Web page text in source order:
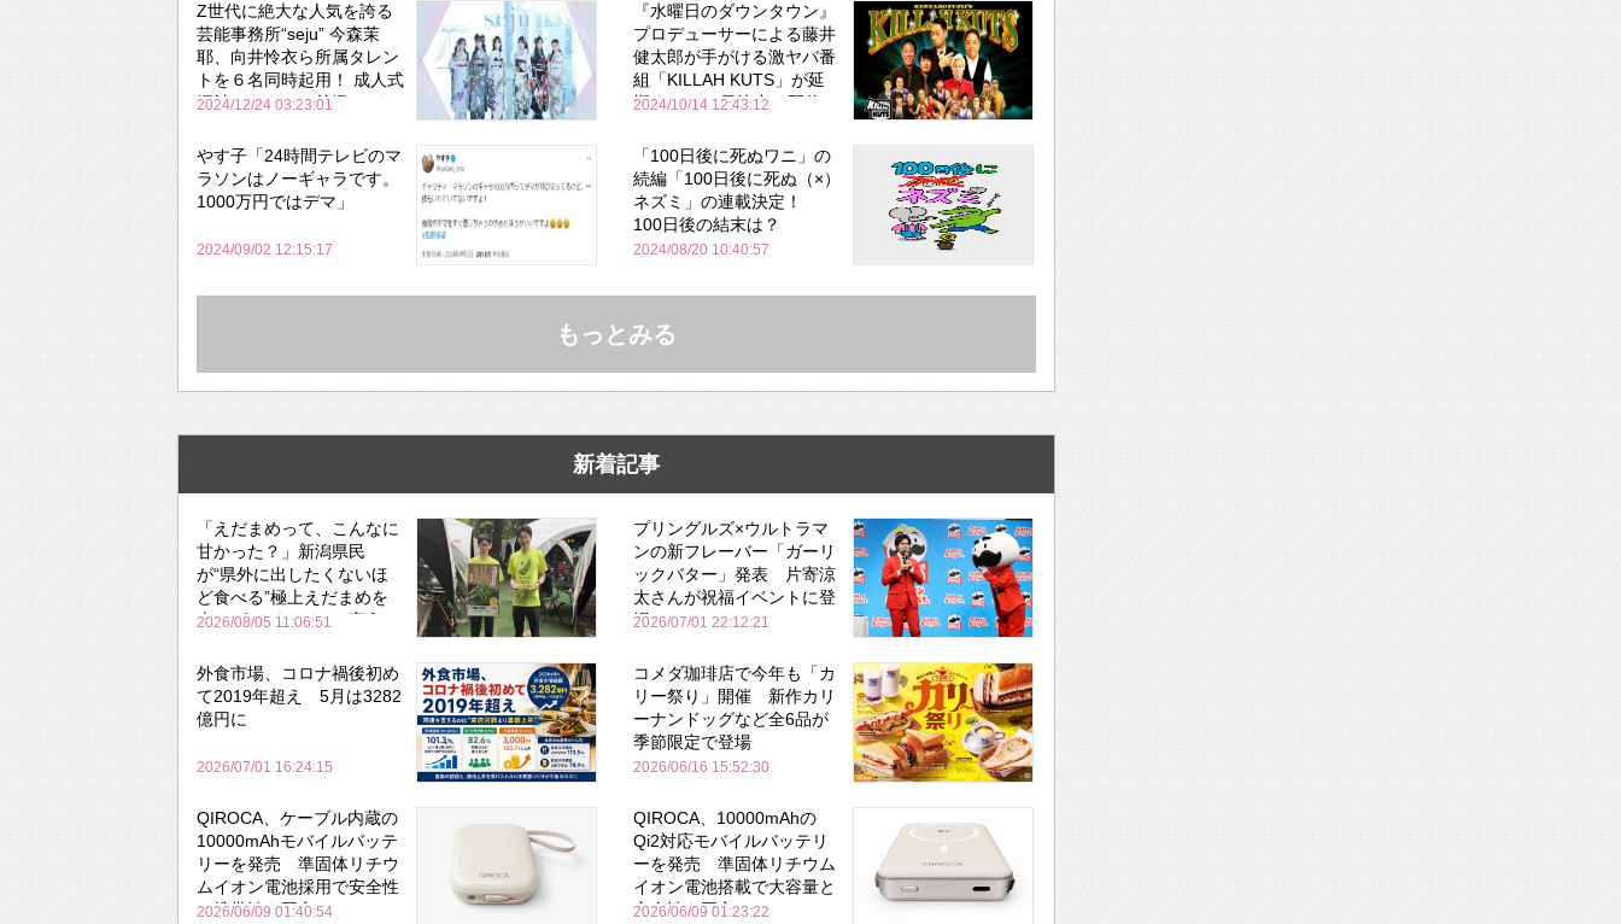
Z世代に絶大な人気を誇る
芸能事務所“seju” 今森茉
耶、向井怜衣ら所属タレン
トを６名同時起用！ 成人式
振袖レンタル＆前撮りパッ
公開
2024/12/24 03:23:01
『水曜日のダウンタウン』
プロデューサーによる藤井
健太郎が手がける激ヤバ番
組「KILLAH KUTS」が延
期するも14日決定し配信→
2024/10/14 12:43:12
やす子「24時間テレビのマ
ラソンはノーギャラです。
1000万円ではデマ」
2024/09/02 12:15:17
「100日後に死ぬワニ」の
続編「100日後に死ぬ（×）
ネズミ」の連載決定！
100日後の結末は？
2024/08/20 10:40:57
もっとみる
新着記事
「えだまめって、こんなに
甘かった？」新潟県民
が“県外に出したくないほ
ど食べる”極上えだまめを
森のビアガーデンで実食
2026/08/05 11:06:51
プリングルズ×ウルトラマ
ンの新フレーバー「ガーリ
ックバター」発表 片寄涼
太さんが祝福イベントに登
場
2026/07/01 22:12:21
外食市場、コロナ禍後初め
て2019年超え 5月は3282
億円に
2026/07/01 16:24:15
コメダ珈琲店で今年も「カ
リー祭り」開催 新作カリ
ーナンドッグなど全6品が
季節限定で登場
2026/06/16 15:52:30
QIROCA、ケーブル内蔵の
10000mAhモバイルバッテ
リーを発売 準固体リチウ
ムイオン電池採用で安全性
と携帯性を両立
2026/06/09 01:40:54
QIROCA、10000mAhの
Qi2対応モバイルバッテリ
ーを発売 準固体リチウム
イオン電池搭載で大容量と
安全性を両立
2026/06/09 01:23:22